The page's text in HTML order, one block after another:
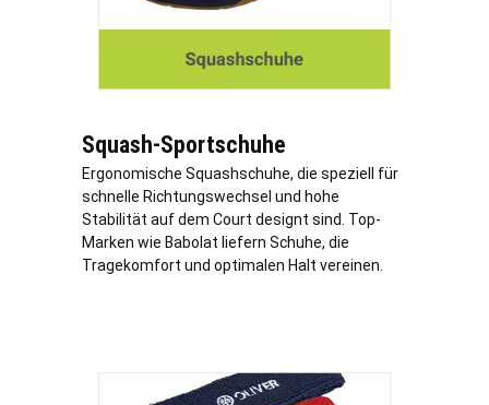
Squash-Sportschuhe
Ergonomische Squashschuhe, die speziell für
schnelle Richtungswechsel und hohe
Stabilität auf dem Court designt sind. Top-
Marken wie Babolat liefern Schuhe, die
Tragekomfort und optimalen Halt vereinen.